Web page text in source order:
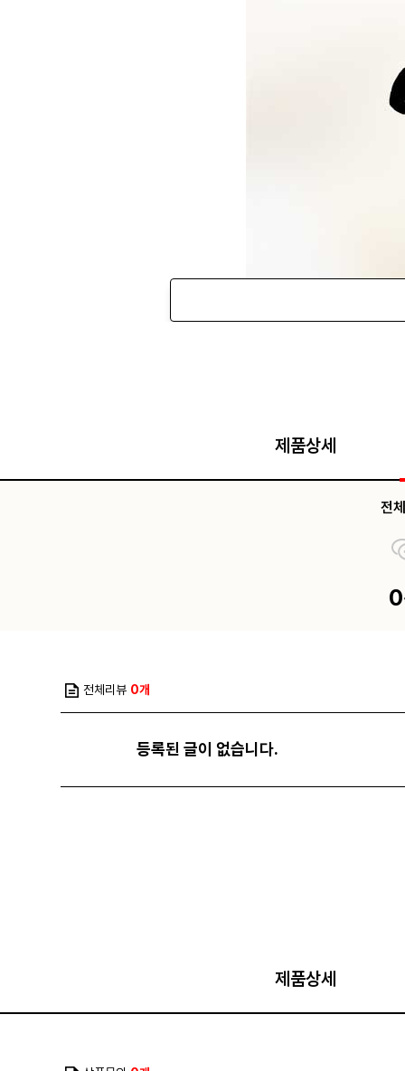
제품상세
전
전체리뷰 0개
등록된 글이 없습니다.
제품상세